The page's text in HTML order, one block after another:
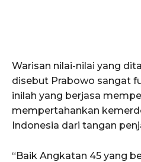
Warisan nilai-nilai yang
disebut Prabowo sangat
inilah yang berjasa
mempertahankan
Indonesia dari tangan
“Baik Angkatan 45 yang